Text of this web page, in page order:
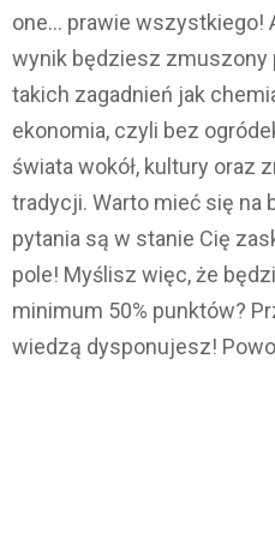
one… prawie wszystkiego!
wynik będziesz zmuszony
takich zagadnień jak
ekonomia, czyli bez
świata wokół, kultury oraz
tradycji. Warto mieć się na
pytania są w stanie Cię
pole! Myślisz więc, że
minimum 50% punktów?
wiedzą dysponujesz!